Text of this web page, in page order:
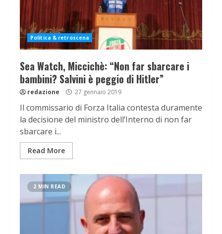
Politica & retroscena
Sea Watch, Miccichè: “Non far sbarcare i
bambini? Salvini è peggio di Hitler”
redazione 27 gennaio 2019
Il commissario di Forza Italia contesta duramente
la decisione del ministro dell’Interno di non far
sbarcare i...
Read More
2 MIN READ